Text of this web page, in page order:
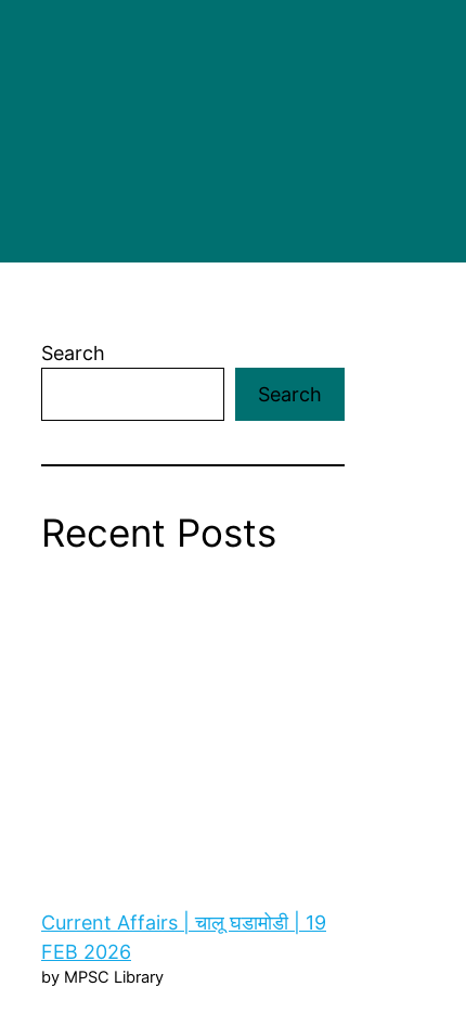
Search
Search
Recent Posts
Current Affairs | चालू घडामोडी | 19
FEB 2026
by MPSC Library